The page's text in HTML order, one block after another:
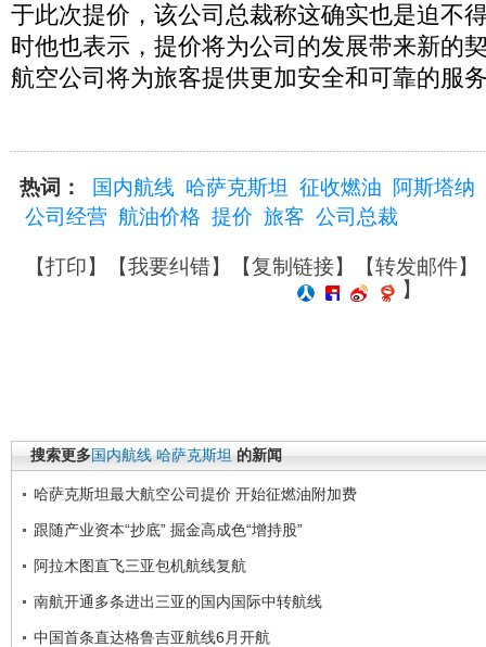
于此次提价，该公司总裁称这确实也是迫不
时他也表示，提价将为公司的发展带来新的
航空公司将为旅客提供更加安全和可靠的服
热词： 国内航线 哈萨克斯坦 征收燃油
阿斯塔纳
公司经营 航油价格 提价 旅客 公司总裁
【打印】【我要纠错】【复制链接】【转发邮件】
】
搜索更多国内航线 哈萨克斯坦 的新闻
哈萨克斯坦最大航空公司提价 开始征燃油附加费
跟随产业资本“抄底” 掘金高成色“增持股”
阿拉木图直飞三亚包机航线复航
南航开通多条进出三亚的国内国际中转航线
中国首条直达格鲁吉亚航线6月开航